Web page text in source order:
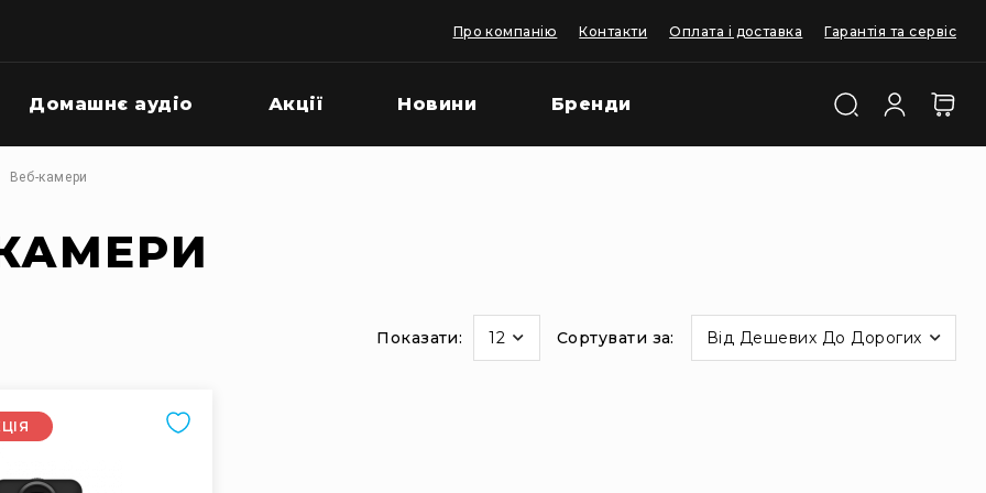
Про компанію Контакти Оплата і доставка Гарантія та сервіс
Домашнє аудіо Акції Новини Бренди
Веб-камери
Показати: 12
на
Сортувати за Від Дешевих До Дорогих